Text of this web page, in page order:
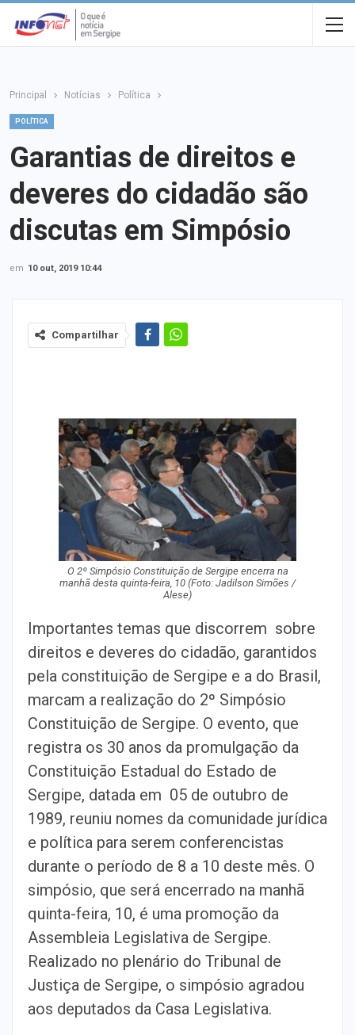
Principal Notícias Política
POLÍTICA
Garantias de direitos e
deveres do cidadão são
discutas em Simpósio
em 10 out, 2019 10:44
Compartilhar
O 2º Simpósio Constituição de Sergipe encerra na
manhã desta quinta-feira, 10 (Foto: Jadilson Simões /
Alese)
Importantes temas que discorrem sobre
direitos e deveres do cidadão, garantidos
pela constituição de Sergipe e a do Brasil,
marcam a realização do 2º Simpósio
Constituição de Sergipe. O evento, que
registra os 30 anos da promulgação da
Constituição Estadual do Estado de
Sergipe, datada em 05 de outubro de
1989, reuniu nomes da comunidade jurídica
e política para serem conferencistas
durante o período de 8 a 10 deste mês. O
simpósio, que será encerrado na manhã
quinta-feira, 10, é uma promoção da
Assembleia Legislativa de Sergipe.
Realizado no plenário do Tribunal de
Justiça de Sergipe, o simpósio agradou
aos deputados da Casa Legislativa.